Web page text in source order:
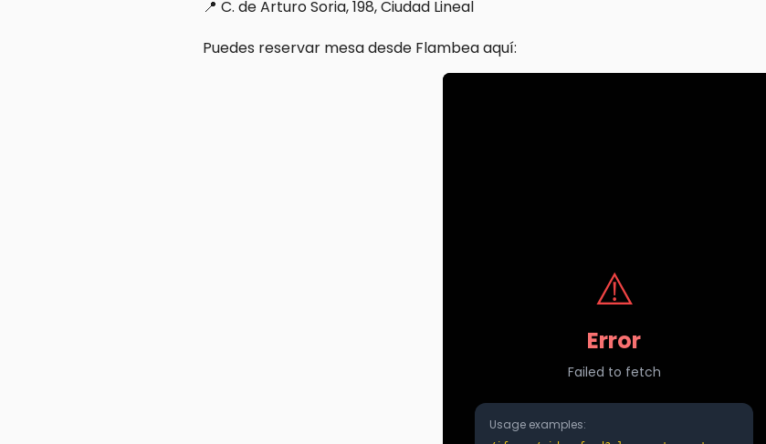
📍 C. de Arturo Soria, 198, Ciudad Lineal
Puedes reservar mesa desde Flambea aquí: